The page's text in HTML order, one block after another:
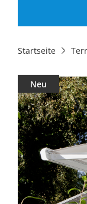
Startseite
Neu